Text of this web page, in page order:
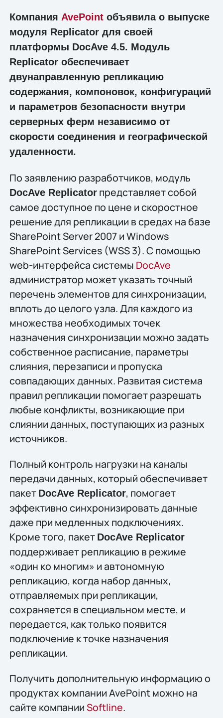
Компания AvePointобъявила о выпуске
модуля Replicator для своей
платформы DocAve 4.5. Модуль
Replicator обеспечивает
двунаправленную репликацию
содержания, компоновок, конфигураций
и параметров безопасности внутри
серверных ферм независимо от
скорости соединения и географической
удаленности.
По заявлению разработчиков, модуль
DocAve Replicatorпредставляет собой
самое доступное по цене и скоростное
решение для репликации в средах на базе
SharePoint Server 2007 и Windows
SharePoint Services (WSS 3). С помощью
web-интерфейса системы DocAve
администратор может указать точный
перечень элементов для синхронизации,
вплоть до целого узла. Для каждого из
множества необходимых точек
назначения синхронизации можно задать
собственное расписание, параметры
слияния, перезаписи и пропуска
совпадающих данных. Развитая система
правил репликации помогает разрешать
любые конфликты, возникающие при
слиянии данных, поступающих из разных
источников.
Полный контроль нагрузки на каналы
передачи данных, который обеспечивает
пакет DocAve Replicator, помогает
эффективно синхронизировать данные
даже при медленных подключениях.
Кроме того, пакет DocAve Replicator
поддерживает репликацию в режиме
«один ко многим» и автономную
репликацию, когда набор данных,
отправляемых при репликации,
сохраняется в специальном месте, и
передается, как только появится
подключение к точке назначения
репликации.
Получить дополнительную информацию о
продуктах компании AvePoint можно на
сайте компанииSoftline.